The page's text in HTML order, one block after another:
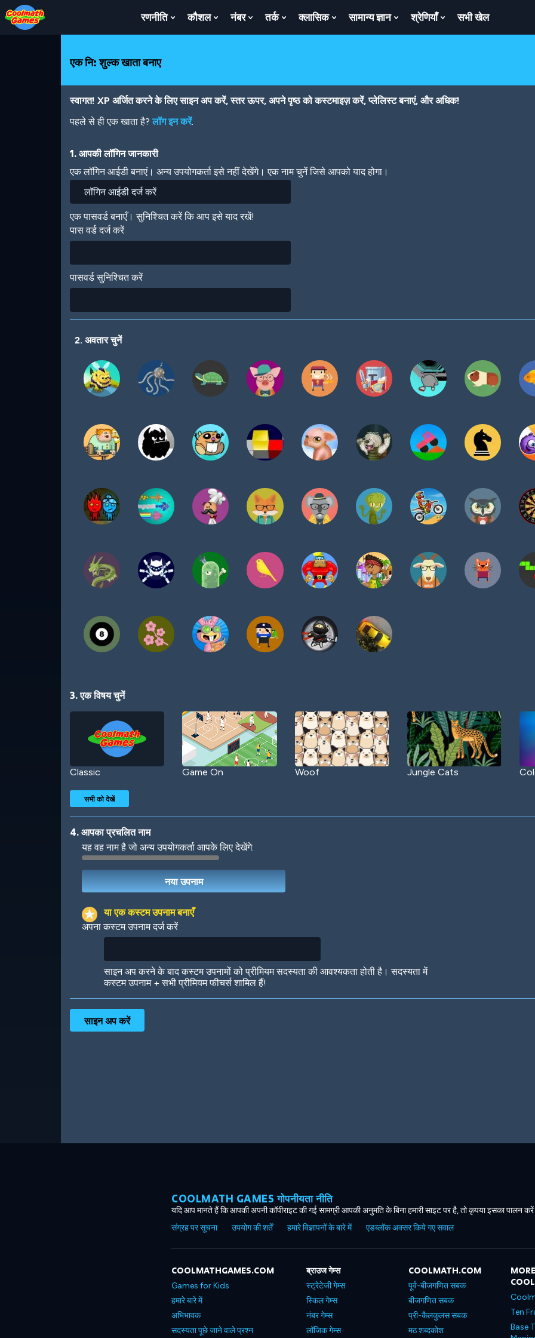
Skip
to
Top
Skip
to
Navigation
Skip
to
Main
Skip
to
Footer
Skip
to
main
रणनीति
Show
Submenu
कौशल
Show
Submenu
नंबर
Show
Submenu
तर्क
Show
Submenu
क्लासिक
Show
Submenu
सामान्य ज्ञान
Show
Submenu
श्रेणियाँ
Show
Submenu
सभी खेल
एक नि: शुल्क खाता बनाए
स्वागत! XP अर्जित करने के लिए साइन अप करें, स्तर ऊपर, अपने पृष्ठ को कस्टमाइज़ करें, प्लेलिस्ट बनाएं, और अधिक!
पहले से ही एक खाता है?लॉग इन करें.
1. आपकी लॉगिन जानकारी
एक लॉगिन आईडी बनाएं। अन्य उपयोगकर्ता इसे नहीं देखेंगे। एक नाम चुनें जिसे आपको याद होगा।
एक पासवर्ड बनाएँ। सुनिश्चित करें कि आप इसे याद रखें!
पास वर्ड दर्ज करें
पासवर्ड सुनिश्चित करें
2. अवतार चुनें
3. एक विषय चुनें
Classic Game On Woof Jungle Cats
Robotic International
सभी को देखें
4. आपका प्रचलित नाम
यह वह नाम है जो अन्य उपयोगकर्ता आपके लिए देखेंगे:
या एक कस्टम उपनाम बनाएँ
अपना कस्टम उपनाम दर्ज करें
साइन अप करने के बाद कस्टम उपनामों को प्रीमियम सदस्यता की आवश्यकता होती है। सदस्यता में
कस्टम उपनाम + सभी प्रीमियम फीचर्स शामिल हैं!
COOLMATH GAMES गोपनीयता नीति
यदि आप मानते हैं कि आपकी अपनी कॉपीराइट की गई सामग्री आपकी अनुमति के बिना हमारी साइट पर है, तो कृपया इसका पालन करें
संग्रह पर सूचना
उपयोग की शर्तें हमारे विज्ञापनों के बारे में एडब्लॉक अक्सर किये गए सवाल
COOLMATHGAMES.COM
Games for Kids
हमारे बारे में
अभिभावक
सदस्यता पूछे जाने वाले प्रश्न
ब्राउज गेम्स
स्ट्रेटेजी गेम्स
स्किल गेम्स
नंबर गेम्स
लॉजिक गेम्स
COOLMATH.COM
पूर्व-बीजगणित सबक
बीजगणित सबक
प्री-कैलकुलस सबक
मठ शब्दकोश
Ten
Base